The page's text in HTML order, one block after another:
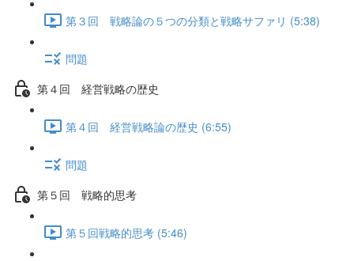
第３回 戦略論の５つの分類と戦略サファリ (5:38)
問題
第４回 経営戦略の歴史
第４回 経営戦略論の歴史 (6:55)
問題
第５回 戦略的思考
第５回戦略的思考 (5:46)